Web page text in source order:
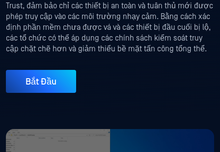
Trust, đảm bảo chỉ các thiết bị an toàn và tuân thủ mới được
phép truy cập vào các môi trường nhạy cảm. Bằng cách xác
định phần mềm chưa được vá và các thiết bị đầu cuối bị lộ,
các tổ chức có thể áp dụng các chính sách kiểm soát truy
cập chặt chẽ hơn và giảm thiểu bề mặt tấn công tổng thể.
Bắt Đầu